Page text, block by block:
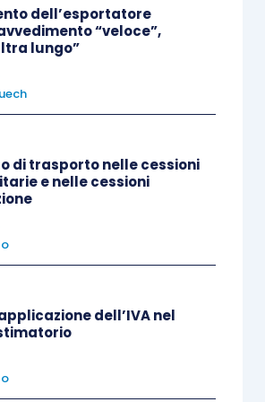
diritto di acquistare la proprietà
prestabilito ovvero, in caso di
del diritto, l’obbligo di restituirlo
e, in particolare, da un punto di
icanoni dileasingsono
prestazioni di servizi
comma 2, D.P.R. 633/1972
al momento impositivo
del corrispettivo, fermo
se anteriormente al pagamento
fattura o pagato in parte il
si intenderà effettuata,
dell’esportatore
“veloce”,
lungo”
di trasporto nelle cessioni
e nelle cessioni
dell’IVA nel